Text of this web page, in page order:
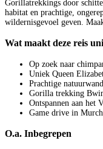
Gorillatrekkings door
habitat en prachtige,
wildernisgevoel geven.
Wat maakt deze reis
Op zoek naar
Uniek Queen
Prachtige
Gorilla trekking
Ontspannen aan het
Game drive in
O.a. Inbegrepen